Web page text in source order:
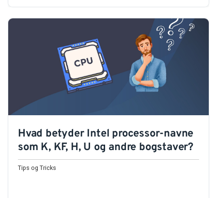
Hvad betyder Intel processor-navne
som K, KF, H, U og andre bogstaver?
Tips og Tricks